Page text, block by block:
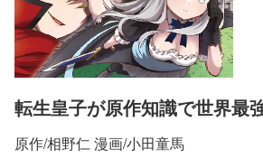
転生皇子が原作知識で世界最
原作/相野仁 漫画/小田童馬